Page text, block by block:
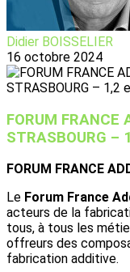
Didier BOISSELIER
16 octobre 2024
FORUM FRANCE
STRASBOURG
FORUM FRANCE
Le Forum France
acteurs de la
tous, à tous les
offreurs des
fabrication additive.